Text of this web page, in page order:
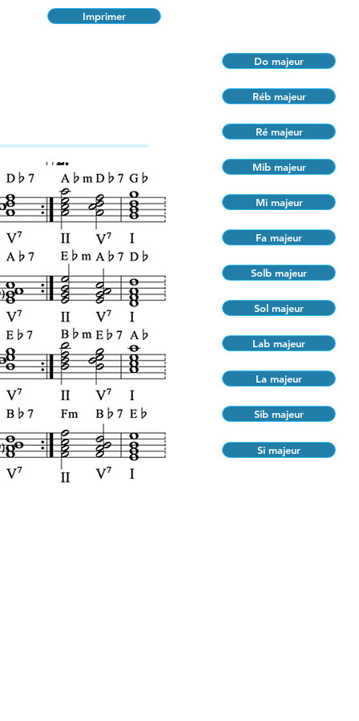
Imprimer
Do majeur
Réb majeur
Ré majeur
Mib majeur
Mi majeur
Fa majeur
Solb majeur
Sol majeur
Lab majeur
La majeur
Sib majeur
Si majeur